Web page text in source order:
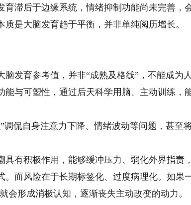
滞后于边缘系统，情绪抑制功能尚未完善，
是大脑发育趋于平衡，并非单纯阅历增长。
发育参考值，并非“成熟及格线”，不能成为
能与可塑性，通过后天科学用脑、主动训练，
侃自身注意力下降、情绪波动等问题，甚至将
有积极作用，能够缓冲压力、弱化外界指责
。而风险在于长期标签化、过度病理化。如果
会形成消极认知，逐渐丧失主动改变的动力。